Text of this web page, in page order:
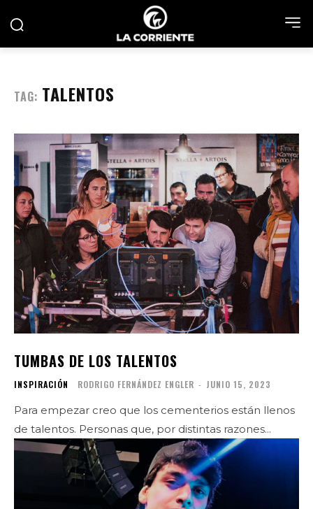
TAG: TALENTOS
TUMBAS DE LOS TALENTOS
INSPIRACIÓN RODRIGO FERNÁNDEZ ENGLER - JUNIO 15, 2023
Para empezar creo que los cementerios están llenos
de talentos. Personas que, por distintas razones...